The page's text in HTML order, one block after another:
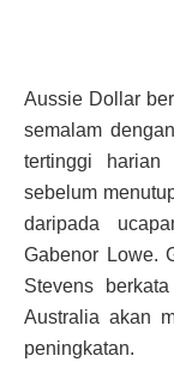
Aussie Dollar
semalam
tertinggi harian
sebelum
daripada
Gabenor Lowe.
Stevens
Australia akan
peningkatan.